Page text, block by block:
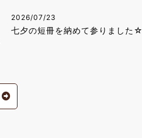
2026/07/23
七夕の短冊を納めて参りました☆